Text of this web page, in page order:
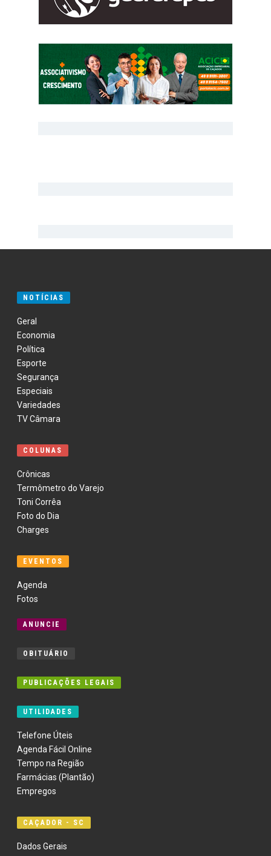
NOTÍCIAS
Geral
Economia
Política
Esporte
Segurança
Especiais
Variedades
TV Câmara
COLUNAS
Crônicas
Termômetro do Varejo
Toni Corrêa
Foto do Dia
Charges
EVENTOS
Agenda
Fotos
ANUNCIE
OBITUÁRIO
PUBLICAÇÕES LEGAIS
UTILIDADES
Telefone Úteis
Agenda Fácil Online
Tempo na Região
Farmácias (Plantão)
Empregos
CAÇADOR - SC
Dados Gerais